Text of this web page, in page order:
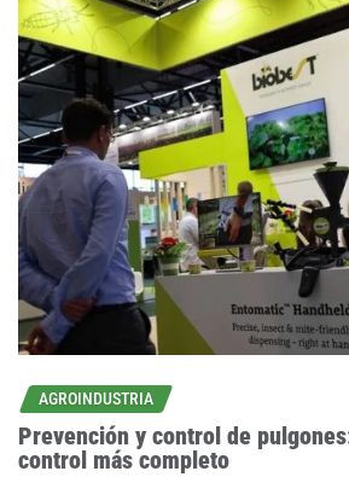
AGROINDUSTRIA
Prevención y control de
control más completo